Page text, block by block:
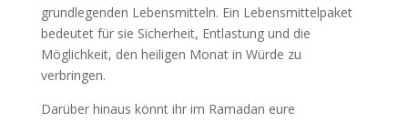
grundlegenden Lebensmitteln. Ein Lebensmittelpaket
bedeutet für sie Sicherheit, Entlastung und die
Möglichkeit, den heiligen Monat in Würde zu
verbringen.
Darüber hinaus könnt ihr im Ramadan eure